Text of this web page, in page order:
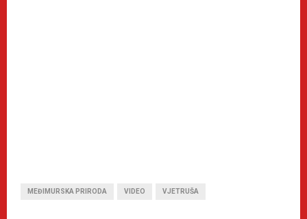
MEĐIMURSKA PRIRODA VIDEO VJETRUŠA